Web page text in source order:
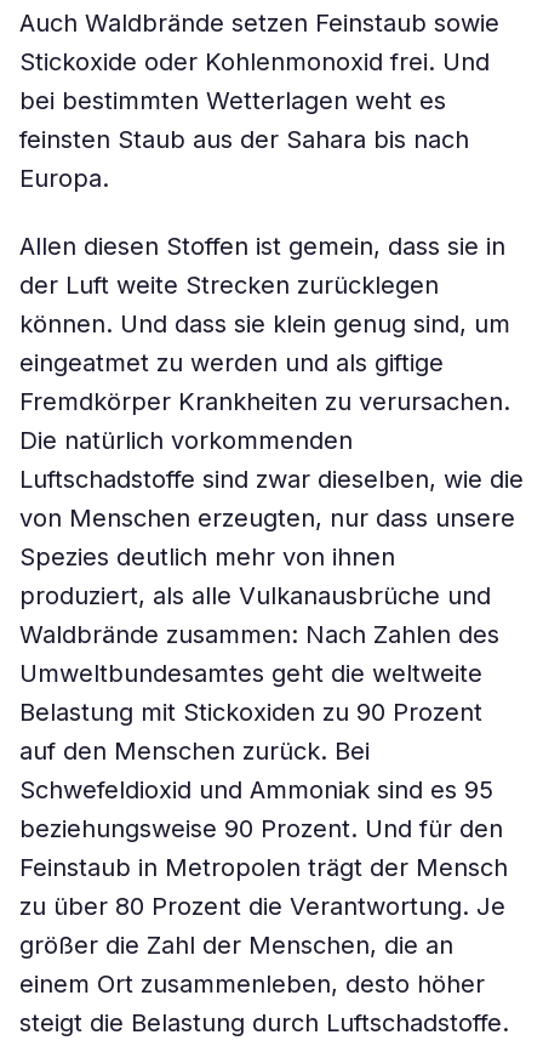
Auch Waldbrände setzen Feinstaub sowie
Stickoxide oder Kohlenmonoxid frei. Und
bei bestimmten Wetterlagen weht es
feinsten Staub aus der Sahara bis nach
Europa.
Allen diesen Stoffen ist gemein, dass sie in
der Luft weite Strecken zurücklegen
können. Und dass sie klein genug sind, um
eingeatmet zu werden und als giftige
Fremdkörper Krankheiten zu verursachen.
Die natürlich vorkommenden
Luftschadstoffe sind zwar dieselben, wie die
von Menschen erzeugten, nur dass unsere
Spezies deutlich mehr von ihnen
produziert, als alle Vulkanausbrüche und
Waldbrände zusammen: Nach Zahlen des
Umweltbundesamtes geht die weltweite
Belastung mit Stickoxiden zu 90 Prozent
auf den Menschen zurück. Bei
Schwefeldioxid und Ammoniak sind es 95
beziehungsweise 90 Prozent. Und für den
Feinstaub in Metropolen trägt der Mensch
zu über 80 Prozent die Verantwortung. Je
größer die Zahl der Menschen, die an
einem Ort zusammenleben, desto höher
steigt die Belastung durch Luftschadstoffe.